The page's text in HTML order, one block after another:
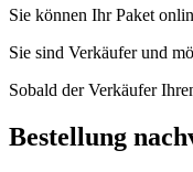
Sie können Ihr Paket
Sie sind Verkäufer und
Sobald der Verkäufer
Bestellung